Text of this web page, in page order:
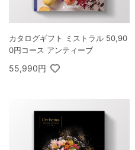
カタログギフト ミストラル 50,90
0円コース アンティーブ
55,990円